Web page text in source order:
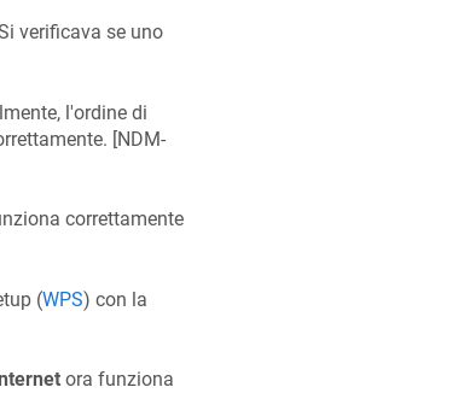
verificava se uno
l'ordine di
[NDM-
correttamente
(WPS) con la
ora funziona